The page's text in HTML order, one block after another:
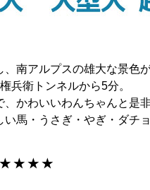
南アルプスの雄大な景色
兵衛トンネルから5分。
かわいいわんちゃんと是
馬・うさぎ・やぎ・ダチ
★ ★ ★ ★